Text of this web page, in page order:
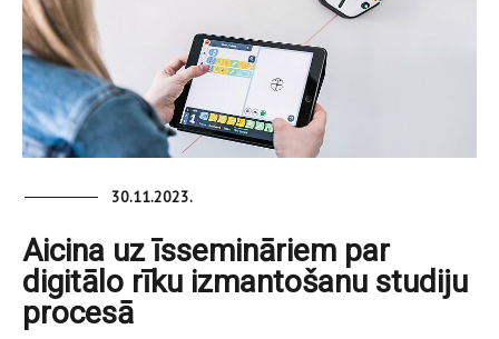
30.11.2023.
Aicina uz īssemināriem par
digitālo rīku izmantošanu studiju
procesā